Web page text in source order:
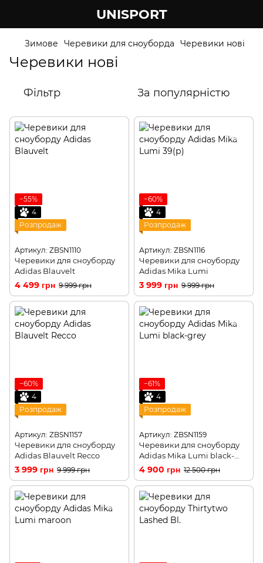
UNISPORT
Зимове Черевики для сноуборда Черевики нові
Черевики нові
Фільтр За популярністю
−55%
4
Розпродаж
Артикул: ZBSN1110
Черевики для сноуборду
Adidas Blauvelt
4 499 грн 9 999 грн
−60%
4
Розпродаж
Артикул: ZBSN1116
Черевики для сноуборду
Adidas Mika Lumi
3 999 грн 9 999 грн
−60%
4
Розпродаж
Артикул: ZBSN1157
Черевики для сноуборду
Adidas Blauvelt Recco
3 999 грн 9 999 грн
−61%
4
Розпродаж
Артикул: ZBSN1159
Черевики для сноуборду
Adidas Mika Lumi black-
grey
4 900 грн 12 500 грн